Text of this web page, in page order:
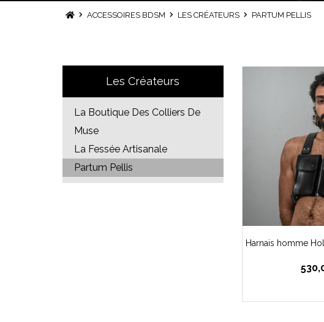
ACCESSOIRES BDSM LES CRÉATEURS PARTUM PELLIS
Les Créateurs
La Boutique Des Colliers De
Muse
La Fessée Artisanale
Partum Pellis
Harnais homme